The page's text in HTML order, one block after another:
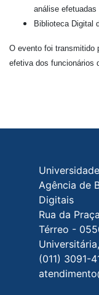
análise
Biblioteca Digital
O evento foi transmitido
efetiva dos funcionários
Rodapé do
Agência de
Digitais
Rua da
Térreo -
(011) 3091-